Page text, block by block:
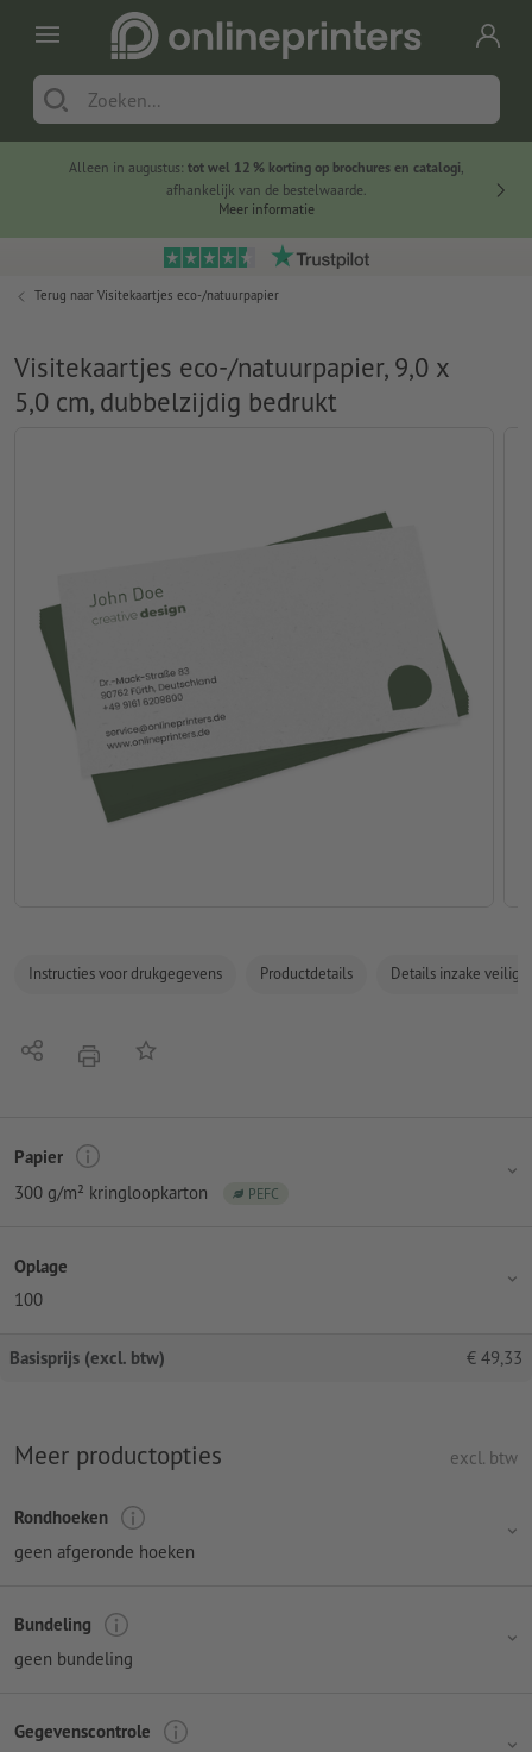
Alleen in augustus: tot wel 12 % korting op brochures en catalogi,
afhankelijk van de bestelwaarde.
Meer informatie
Terug naar Visitekaartjes eco-/natuurpapier
Visitekaartjes eco-/natuurpapier, 9,0 x
5,0 cm, dubbelzijdig bedrukt
Instructies voor drukgegevens Productdetails Details inzake
Delen afdrukkenOp de lijst
Papier
300 g/m² kringloopkarton
PEFC
Oplage
100
Basisprijs (excl. btw) € 49,33
Meer productopties excl. btw
Rondhoeken
geen afgeronde hoeken
Bundeling
geen bundeling
Gegevenscontrole